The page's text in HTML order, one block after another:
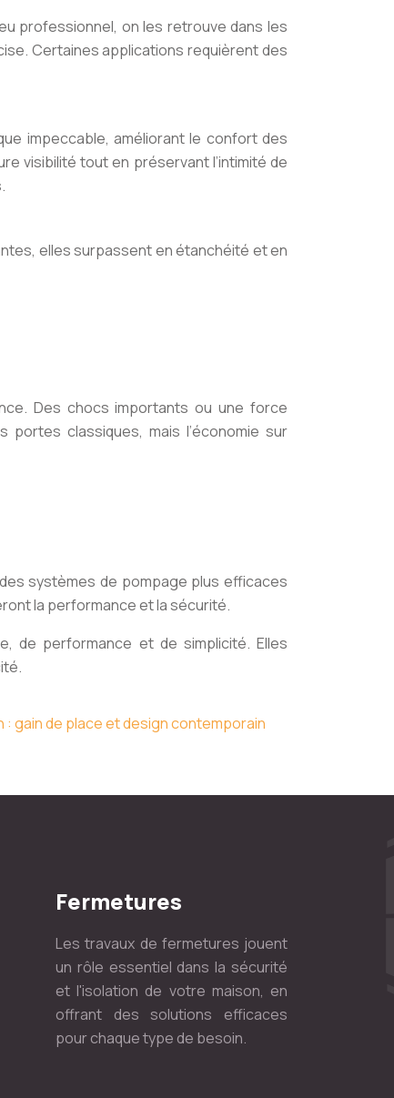
professionnel, on les retrouve dans les
Certaines applications requièrent des
impeccable, améliorant le confort des
visibilité tout en préservant l’intimité de
elles surpassent en étanchéité et en
Des chocs importants ou une force
classiques, mais l’économie sur
systèmes de pompage plus efficaces
la performance et la sécurité.
de performance et de simplicité. Elles
gain de place et design contemporain
Fermetures
Les travaux de fermetures jouent
un rôle essentiel dans la sécurité
et l'isolation de votre maison, en
offrant des solutions efficaces
pour chaque type de besoin.